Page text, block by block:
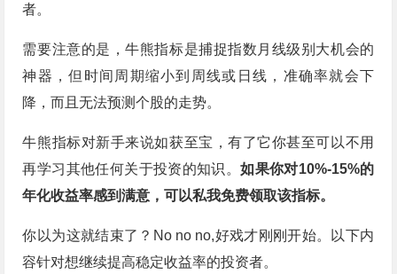
者。
需要注意的是，牛熊指标是捕捉指数月线级别大机会的
神器，但时间周期缩小到周线或日线，准确率就会下
降，而且无法预测个股的走势。
牛熊指标对新手来说如获至宝，有了它你甚至可以不用
再学习其他任何关于投资的知识。如果你对10%-15%的
年化收益率感到满意，可以私我免费领取该指标。
你以为这就结束了？No no no,好戏才刚刚开始。以下内
容针对想继续提高稳定收益率的投资者。